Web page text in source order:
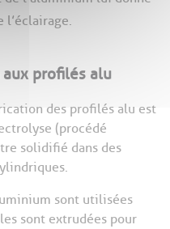
profilés alu
des profilés alu est
(procédé
solidifié dans des
sont utilisées
sont extrudées pour